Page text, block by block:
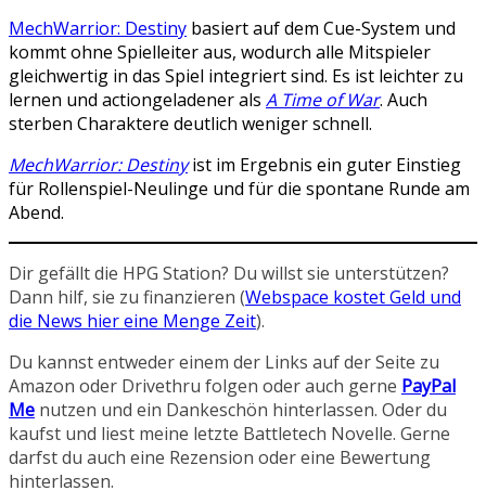
MechWarrior: Destiny basiert auf dem Cue-System und
kommt ohne Spielleiter aus, wodurch alle Mitspieler
gleichwertig in das Spiel integriert sind. Es ist leichter zu
lernen und actiongeladener als A Time of War. Auch
sterben Charaktere deutlich weniger schnell.
MechWarrior: Destinyist im Ergebnis ein guter Einstieg
für Rollenspiel-Neulinge und für die spontane Runde am
Abend.
Dir gefällt die HPG Station? Du willst sie unterstützen?
Dann hilf, sie zu finanzieren (Webspace kostet Geld und
die News hier eine Menge Zeit).
Du kannst entweder einem der Links auf der Seite zu
Amazon oder Drivethru folgen oder auch gerne PayPal
Me nutzen und ein Dankeschön hinterlassen. Oder du
kaufst und liest meine letzte Battletech Novelle. Gerne
darfst du auch eine Rezension oder eine Bewertung
hinterlassen.